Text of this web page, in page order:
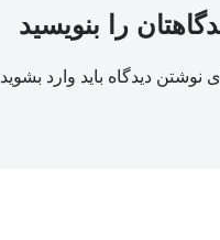
را بنویسید
نوشتن دیدگاه باید وارد بشوید